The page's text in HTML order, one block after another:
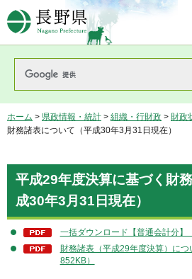
長野県Nagano
ホーム > 県政情報・統計 > 組織・行財政 > 財政
財務諸表について（平成30年3月31日現在）
平成29年度決算に基づく財
成30年3月31日現在）
一括ダウンロード【普通会計分】
財務諸表（平成29年度決算）につ
852KB）